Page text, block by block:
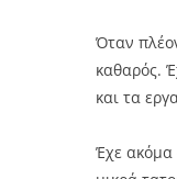
Όταν
καθαρός.
και τα
Έχε ακόμα